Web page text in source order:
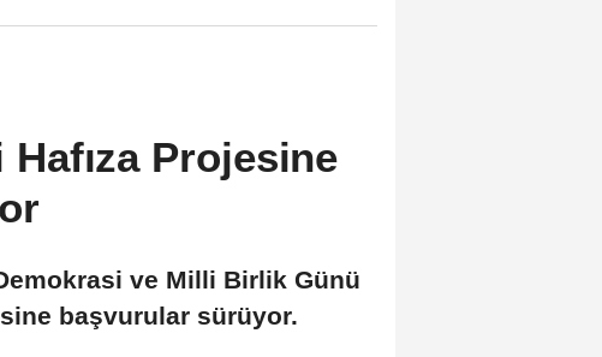
Hafıza Projesine
ve Milli Birlik Günü
başvurular sürüyor.